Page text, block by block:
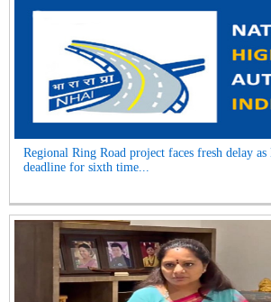
Regional Ring Road project faces fresh delay
deadline for sixth time...